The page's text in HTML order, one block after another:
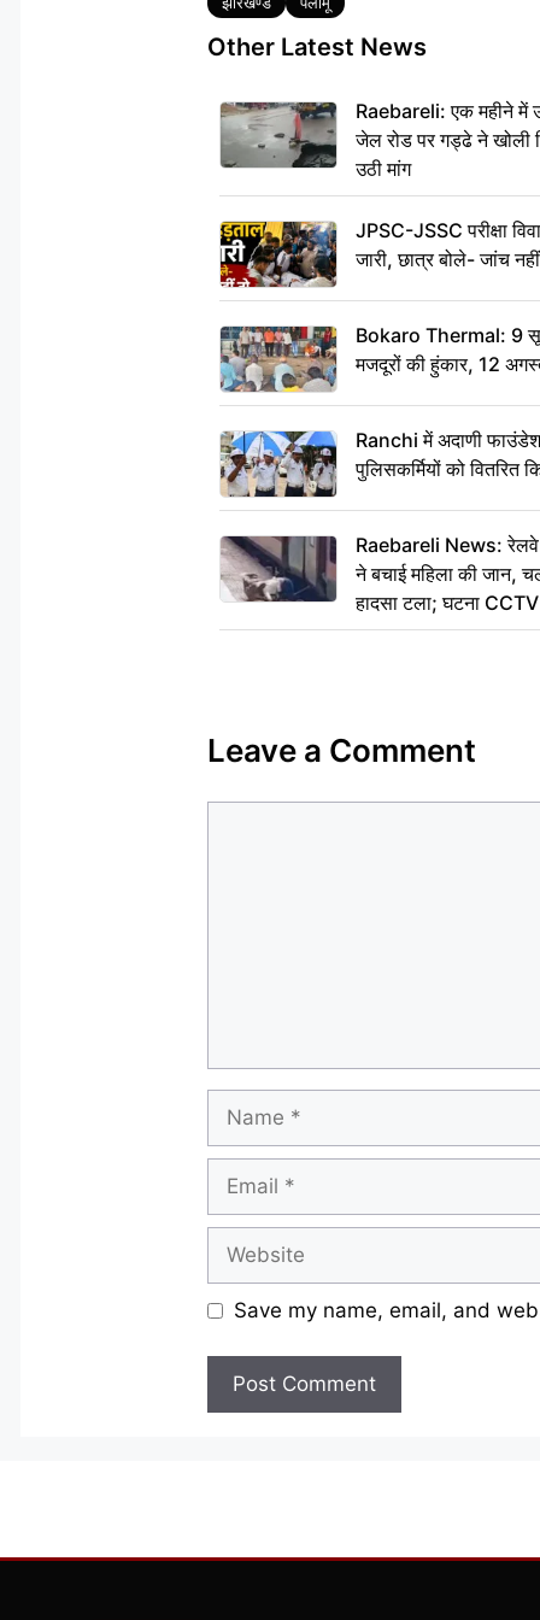
Other Latest News
Raebareli: एक महीने
जेल रोड पर गड्ढे ने खोली
उठी मांग
JPSC-JSSC परीक्षा
जारी, छात्र बोले- जांच
Bokaro Thermal: 9
मजदूरों की हुंकार, 12
Ranchi में अदाणी
पुलिसकर्मियों को वितरित
Raebareli News: रेलवे
ने बचाई महिला की जान,
हादसा टला; घटना
Leave a Comment
Save my name, email, and